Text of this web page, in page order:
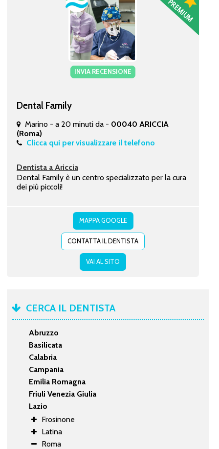
INVIA RECENSIONE
Dental Family
Marino - a 20 minuti da - 00040 ARICCIA
(Roma)
Clicca qui per visualizzare il telefono
Dentista a Ariccia
Dental Family è un centro specializzato per la cura
dei più piccoli!
MAPPA GOOGLE
CONTATTA IL DENTISTA
VAI AL SITO
CERCA IL DENTISTA
Abruzzo
Basilicata
Calabria
Campania
Emilia Romagna
Friuli Venezia Giulia
Lazio
Frosinone
Latina
Roma